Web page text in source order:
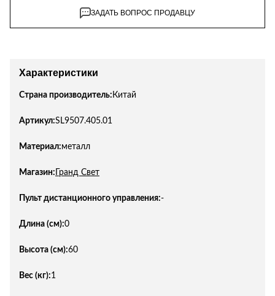
ЗАДАТЬ ВОПРОС ПРОДАВЦУ
Характеристики
Страна производитель: Китай
Артикул:SL9507.405.01
Материал:металл
Магазин: Гранд Свет
Пульт дистанционного управления:-
Длина (см):0
Высота (см):60
Вес (кг):1